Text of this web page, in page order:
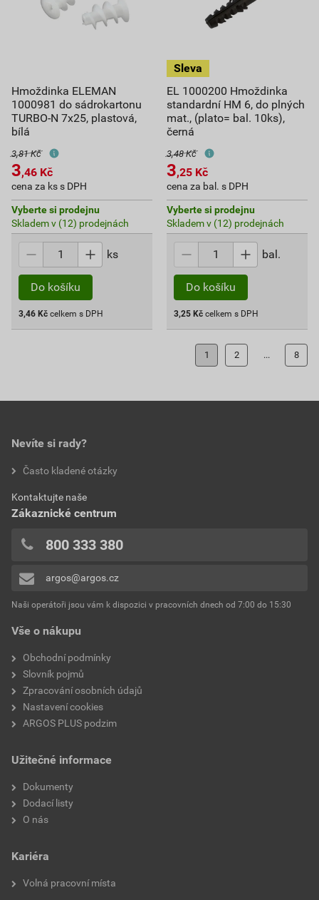
Hmoždinka ELEMAN
1000981 do sádrokartonu
TURBO-N 7x25, plastová,
bílá
3,81 Kč
3,46 Kč
cena za ks s DPH
Vyberte si prodejnu
Skladem v (12) prodejnách
ks
Do košíku
3,46 Kč celkem s DPH
EL 1000200 Hmoždinka
standardní HM 6, do plných
mat., (plato= bal. 10ks),
černá
3,48 Kč
3,25 Kč
cena za bal. s DPH
Vyberte si prodejnu
Skladem v (12) prodejnách
bal.
Do košíku
3,25 Kč celkem s DPH
1 2 ... 8
Vše o nákupu
Obchodní podmínky
Slovník pojmů
Zpracování osobních údajů
Nastavení cookies
ARGOS PLUS podzim
Užitečné informace
Dokumenty
Dodací listy
O nás
Kariéra
Volná pracovní místa
Nevíte si rady?
Často kladené otázky
Kontaktujte naše
Zákaznické centrum
800 333 380
argos@argos.cz
Naši operátoři jsou vám k dispozici v pracovních dnech od 7:00 do 15:30